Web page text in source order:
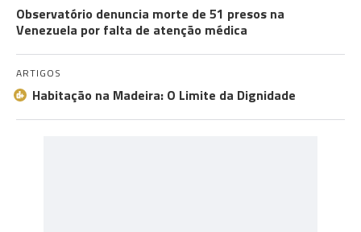
Observatório denuncia morte de 51 presos na
Venezuela por falta de atenção médica
ARTIGOS
Habitação na Madeira: O Limite da Dignidade